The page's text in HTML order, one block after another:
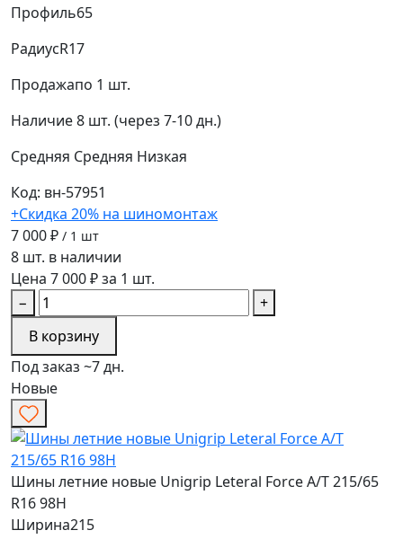
Профиль65
РадиусR17
Продажапо 1 шт.
Наличие8 шт. (через 7-10 дн.)
Средняя Средняя Низкая
Код: вн-57951
+Скидка 20% на шиномонтаж
7 000 ₽ / 1 шт
8 шт. в наличии
Цена 7 000 ₽ за 1 шт.
−
+
В корзину
Под заказ ~7 дн.
Новые
Шины летние новые Unigrip Leteral Force A/T 215/65
R16 98H
Ширина215